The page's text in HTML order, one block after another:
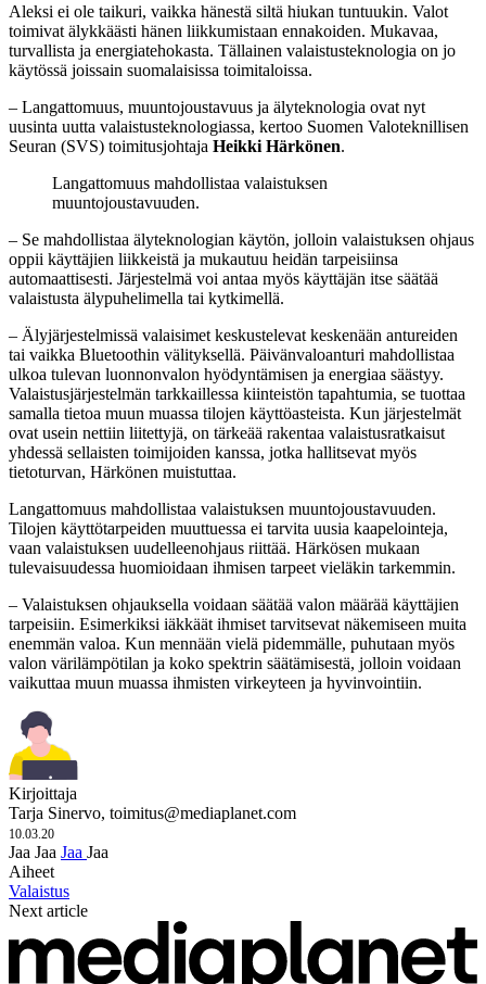
Aleksi ei ole taikuri, vaikka hänestä siltä hiukan tuntuukin. Valot
toimivat älykkäästi hänen liikkumistaan ennakoiden. Mukavaa,
turvallista ja energiatehokasta. Tällainen valaistusteknologia on jo
käytössä joissain suomalaisissa toimitaloissa.
– Langattomuus, muuntojoustavuus ja älyteknologia ovat nyt
uusinta uutta valaistusteknologiassa, kertoo Suomen Valoteknillisen
Seuran (SVS) toimitusjohtaja Heikki Härkönen.
Langattomuus mahdollistaa valaistuksen
muuntojoustavuuden.
– Se mahdollistaa älyteknologian käytön, jolloin valaistuksen ohjaus
oppii käyttäjien liikkeistä ja mukautuu heidän tarpeisiinsa
automaattisesti. Järjestelmä voi antaa myös käyttäjän itse säätää
valaistusta älypuhelimella tai kytkimellä.
– Älyjärjestelmissä valaisimet keskustelevat keskenään antureiden
tai vaikka Bluetoothin välityksellä. Päivänvaloanturi mahdollistaa
ulkoa tulevan luonnonvalon hyödyntämisen ja energiaa säästyy.
Valaistusjärjestelmän tarkkaillessa kiinteistön tapahtumia, se tuottaa
samalla tietoa muun muassa tilojen käyttöasteista. Kun järjestelmät
ovat usein nettiin liitettyjä, on tärkeää rakentaa valaistusratkaisut
yhdessä sellaisten toimijoiden kanssa, jotka hallitsevat myös
tietoturvan, Härkönen muistuttaa.
Langattomuus mahdollistaa valaistuksen muuntojoustavuuden.
Tilojen käyttötarpeiden muuttuessa ei tarvita uusia kaapelointeja,
vaan valaistuksen uudelleenohjaus riittää. Härkösen mukaan
tulevaisuudessa huomioidaan ihmisen tarpeet vieläkin tarkemmin.
– Valaistuksen ohjauksella voidaan säätää valon määrää käyttäjien
tarpeisiin. Esimerkiksi iäkkäät ihmiset tarvitsevat näkemiseen muita
enemmän valoa. Kun mennään vielä pidemmälle, puhutaan myös
valon värilämpötilan ja koko spektrin säätämisestä, jolloin voidaan
vaikuttaa muun muassa ihmisten virkeyteen ja hyvinvointiin.
Kirjoittaja
Tarja Sinervo, toimitus@mediaplanet.com
10.03.20
Jaa Jaa Jaa Jaa
Aiheet
Valaistus
Next article